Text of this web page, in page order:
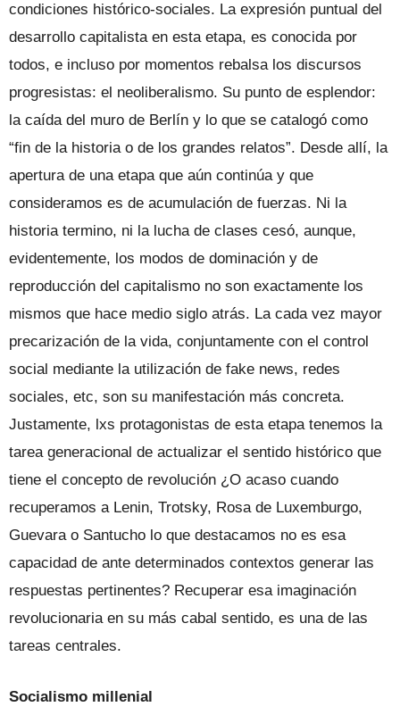
condiciones histórico-sociales. La expresión puntual del
desarrollo capitalista en esta etapa, es conocida por
todos, e incluso por momentos rebalsa los discursos
progresistas: el neoliberalismo. Su punto de esplendor:
la caída del muro de Berlín y lo que se catalogó como
“fin de la historia o de los grandes relatos”. Desde allí, la
apertura de una etapa que aún continúa y que
consideramos es de acumulación de fuerzas. Ni la
historia termino, ni la lucha de clases cesó, aunque,
evidentemente, los modos de dominación y de
reproducción del capitalismo no son exactamente los
mismos que hace medio siglo atrás. La cada vez mayor
precarización de la vida, conjuntamente con el control
social mediante la utilización de fake news, redes
sociales, etc, son su manifestación más concreta.
Justamente, lxs protagonistas de esta etapa tenemos la
tarea generacional de actualizar el sentido histórico que
tiene el concepto de revolución ¿O acaso cuando
recuperamos a Lenin, Trotsky, Rosa de Luxemburgo,
Guevara o Santucho lo que destacamos no es esa
capacidad de ante determinados contextos generar las
respuestas pertinentes? Recuperar esa imaginación
revolucionaria en su más cabal sentido, es una de las
tareas centrales.
Socialismo millenial